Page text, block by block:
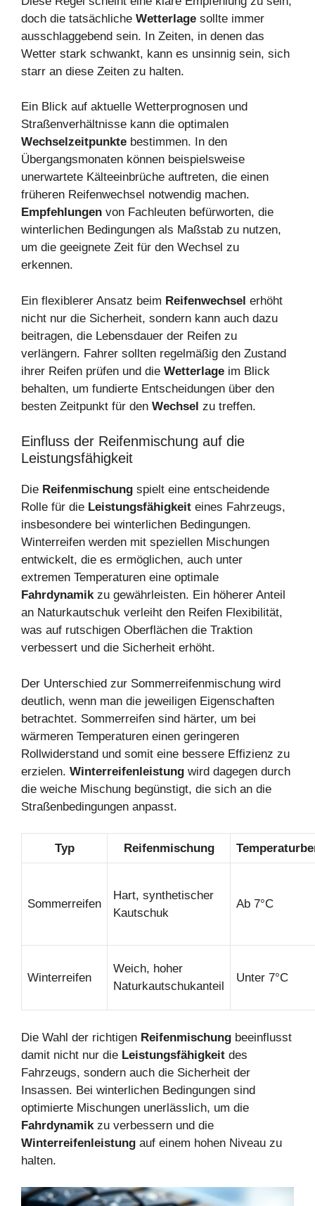
doch die tatsächliche Wetterlage sollte immer
ausschlaggebend sein. In Zeiten, in denen das
Wetter stark schwankt, kann es unsinnig sein, sich
starr an diese Zeiten zu halten.
Ein Blick auf aktuelle Wetterprognosen und
Straßenverhältnisse kann die optimalen
Wechselzeitpunkte bestimmen. In den
Übergangsmonaten können beispielsweise
unerwartete Kälteeinbrüche auftreten, die einen
früheren Reifenwechsel notwendig machen.
Empfehlungen von Fachleuten befürworten, die
winterlichen Bedingungen als Maßstab zu nutzen,
um die geeignete Zeit für den Wechsel zu
erkennen.
Ein flexiblerer Ansatz beim Reifenwechsel erhöht
nicht nur die Sicherheit, sondern kann auch dazu
beitragen, die Lebensdauer der Reifen zu
verlängern. Fahrer sollten regelmäßig den Zustand
ihrer Reifen prüfen und die Wetterlage im Blick
behalten, um fundierte Entscheidungen über den
besten Zeitpunkt für den Wechsel zu treffen.
Einfluss der Reifenmischung auf die
Leistungsfähigkeit
Die Reifenmischung spielt eine entscheidende
Rolle für die Leistungsfähigkeit eines Fahrzeugs,
insbesondere bei winterlichen Bedingungen.
Winterreifen werden mit speziellen Mischungen
entwickelt, die es ermöglichen, auch unter
extremen Temperaturen eine optimale
Fahrdynamikzu gewährleisten. Ein höherer Anteil
an Naturkautschuk verleiht den Reifen Flexibilität,
was auf rutschigen Oberflächen die Traktion
verbessert und die Sicherheit erhöht.
Der Unterschied zur Sommerreifenmischung wird
deutlich, wenn man die jeweiligen Eigenschaften
betrachtet. Sommerreifen sind härter, um bei
wärmeren Temperaturen einen geringeren
Rollwiderstand und somit eine bessere Effizienz zu
erzielen. Winterreifenleistung wird dagegen durch
die weiche Mischung begünstigt, die sich an die
Straßenbedingungen anpasst.
Typ Reifenmischung
Sommerreifen
Hart, synthetischer
Kautschuk
Ab 7°C
Winterreifen
Weich, hoher
Naturkautschukanteil
Unter 7°C
Die Wahl der richtigen Reifenmischung beeinflusst
damit nicht nur die Leistungsfähigkeit des
Fahrzeugs, sondern auch die Sicherheit der
Insassen. Bei winterlichen Bedingungen sind
optimierte Mischungen unerlässlich, um die
Fahrdynamik zu verbessern und die
Winterreifenleistung auf einem hohen Niveau zu
halten.